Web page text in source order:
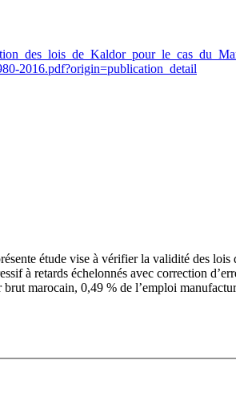
2016.pdf?origin=publication_detail
étude vise à vérifier la validité des
à retards échelonnés avec correction
marocain, 0,49 % de l’emploi